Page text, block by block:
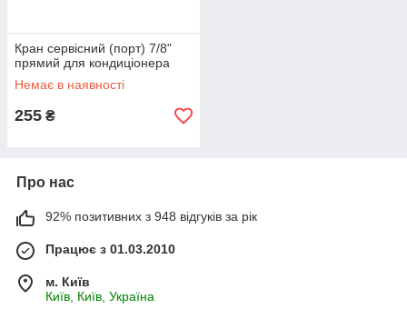
Кран сервісний (порт) 7/8"
прямий для кондиціонера
Немає в наявності
255 ₴
Про нас
92% позитивних з 948 відгуків за рік
Працює з 01.03.2010
м. Київ
Київ, Київ, Україна